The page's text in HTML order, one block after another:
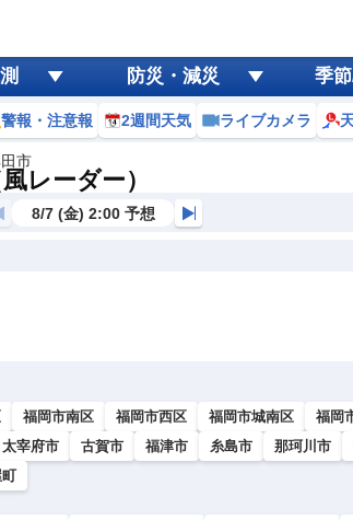
防災・減災 季
警報・注意報 2週間天気 ライブカメラ
市
レーダー）
8/7 (金) 2:00 予想
福岡市南区 福岡市西区 福岡市城南区
福岡
太宰府市 古賀市 福津市 糸島市 那珂川市